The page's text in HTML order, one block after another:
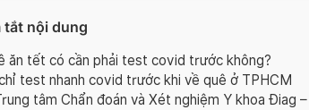
tắt nội dung
ăn tết có cần phải test covid trước không?
test nhanh covid trước khi về quê ở TPHCM
tâm Chẩn đoán và Xét nghiệm Y khoa Điag –